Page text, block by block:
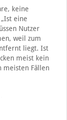
keine
eine
Nutzer
weil zum
liegt. Ist
meist kein
meisten Fällen